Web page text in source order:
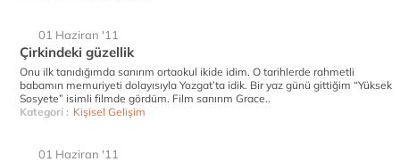
01 Haziran '11
Çirkindeki güzellik
Onu ilk tanıdığımda sanırım ortaokul ikide idim. O tarihlerde rahmetli
babamın memuriyeti dolayısıyla Yozgat’ta idik. Bir yaz günü gittiğim “Yüksek
Sosyete” isimli filmde gördüm. Film sanırım Grace..
Kategori : Kişisel Gelişim
01 Haziran '11